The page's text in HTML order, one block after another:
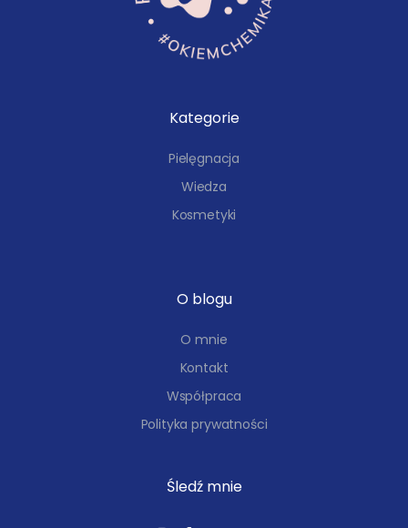
Kategorie
Pielęgnacja
Wiedza
Kosmetyki
O blogu
O mnie
Kontakt
Współpraca
Polityka prywatności
Śledź mnie